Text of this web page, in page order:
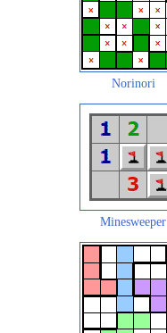
Norinori
Minesweeper